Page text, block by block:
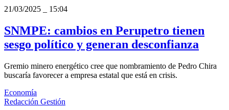
21/03/2025
15:04
SNMPE: cambios en Perupetro tienen
sesgo político y generan desconfianza
Gremio minero energético cree que nombramiento de Pedro Chira
buscaría favorecer a empresa estatal que está en crisis.
Economía
Redacción Gestión